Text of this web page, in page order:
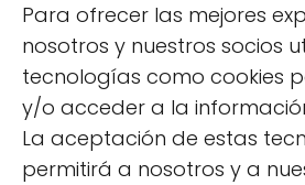
Para ofrecer las mejores
nosotros y nuestros socios
tecnologías como cookies
y/o acceder a la
La aceptación de estas
permitirá a nosotros y a
compost de mejor calidad y
proceso de descomposición.
¿Cómo acelerar el
compostaje?